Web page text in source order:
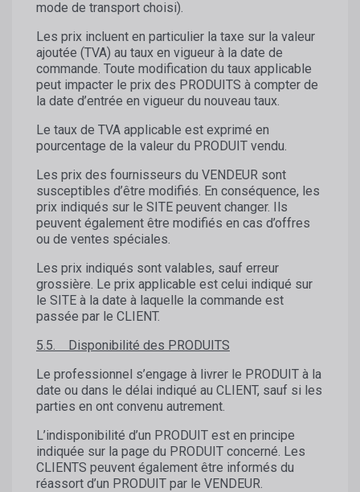
mode de transport choisi).
Les prix incluent en particulier la taxe sur la valeur
ajoutée (TVA) au taux en vigueur à la date de
commande. Toute modification du taux applicable
peut impacter le prix des PRODUITS à compter de
la date d’entrée en vigueur du nouveau taux.
Le taux de TVA applicable est exprimé en
pourcentage de la valeur du PRODUIT vendu.
Les prix des fournisseurs du VENDEUR sont
susceptibles d’être modifiés. En conséquence, les
prix indiqués sur le SITE peuvent changer. Ils
peuvent également être modifiés en cas d’offres
ou de ventes spéciales.
Les prix indiqués sont valables, sauf erreur
grossière. Le prix applicable est celui indiqué sur
le SITE à la date à laquelle la commande est
passée par le CLIENT.
5.5. Disponibilité des PRODUITS
Le professionnel s’engage à livrer le PRODUIT à la
date ou dans le délai indiqué au CLIENT, sauf si les
parties en ont convenu autrement.
L’indisponibilité d’un PRODUIT est en principe
indiquée sur la page du PRODUIT concerné. Les
CLIENTS peuvent également être informés du
réassort d’un PRODUIT par le VENDEUR.